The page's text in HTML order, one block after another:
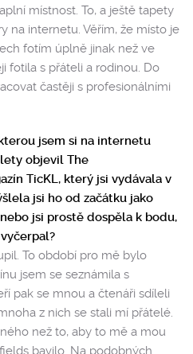
místnost. To, a ještě tapety
na internetu. Věřím, že místo je
fotím úplně jinak než ve
fotila s přáteli a rodinou. Do
častěji s profesionálními
jsem si na internetu
objevil The
TicKL, který jsi vydávala v
jsi ho od začátku jako
jsi prostě dospěla k bodu,
To období pro mě bylo
jsem se seznámila s
pak se mnou a čtenáři sdíleli
z nich se stali mí přátelé.
než to, aby to mě a mou
bavilo. Na podobných